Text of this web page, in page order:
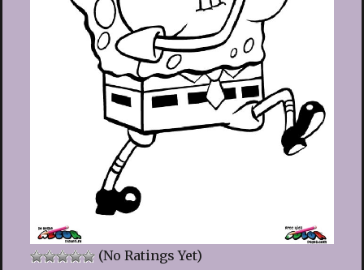
(No Ratings Yet)